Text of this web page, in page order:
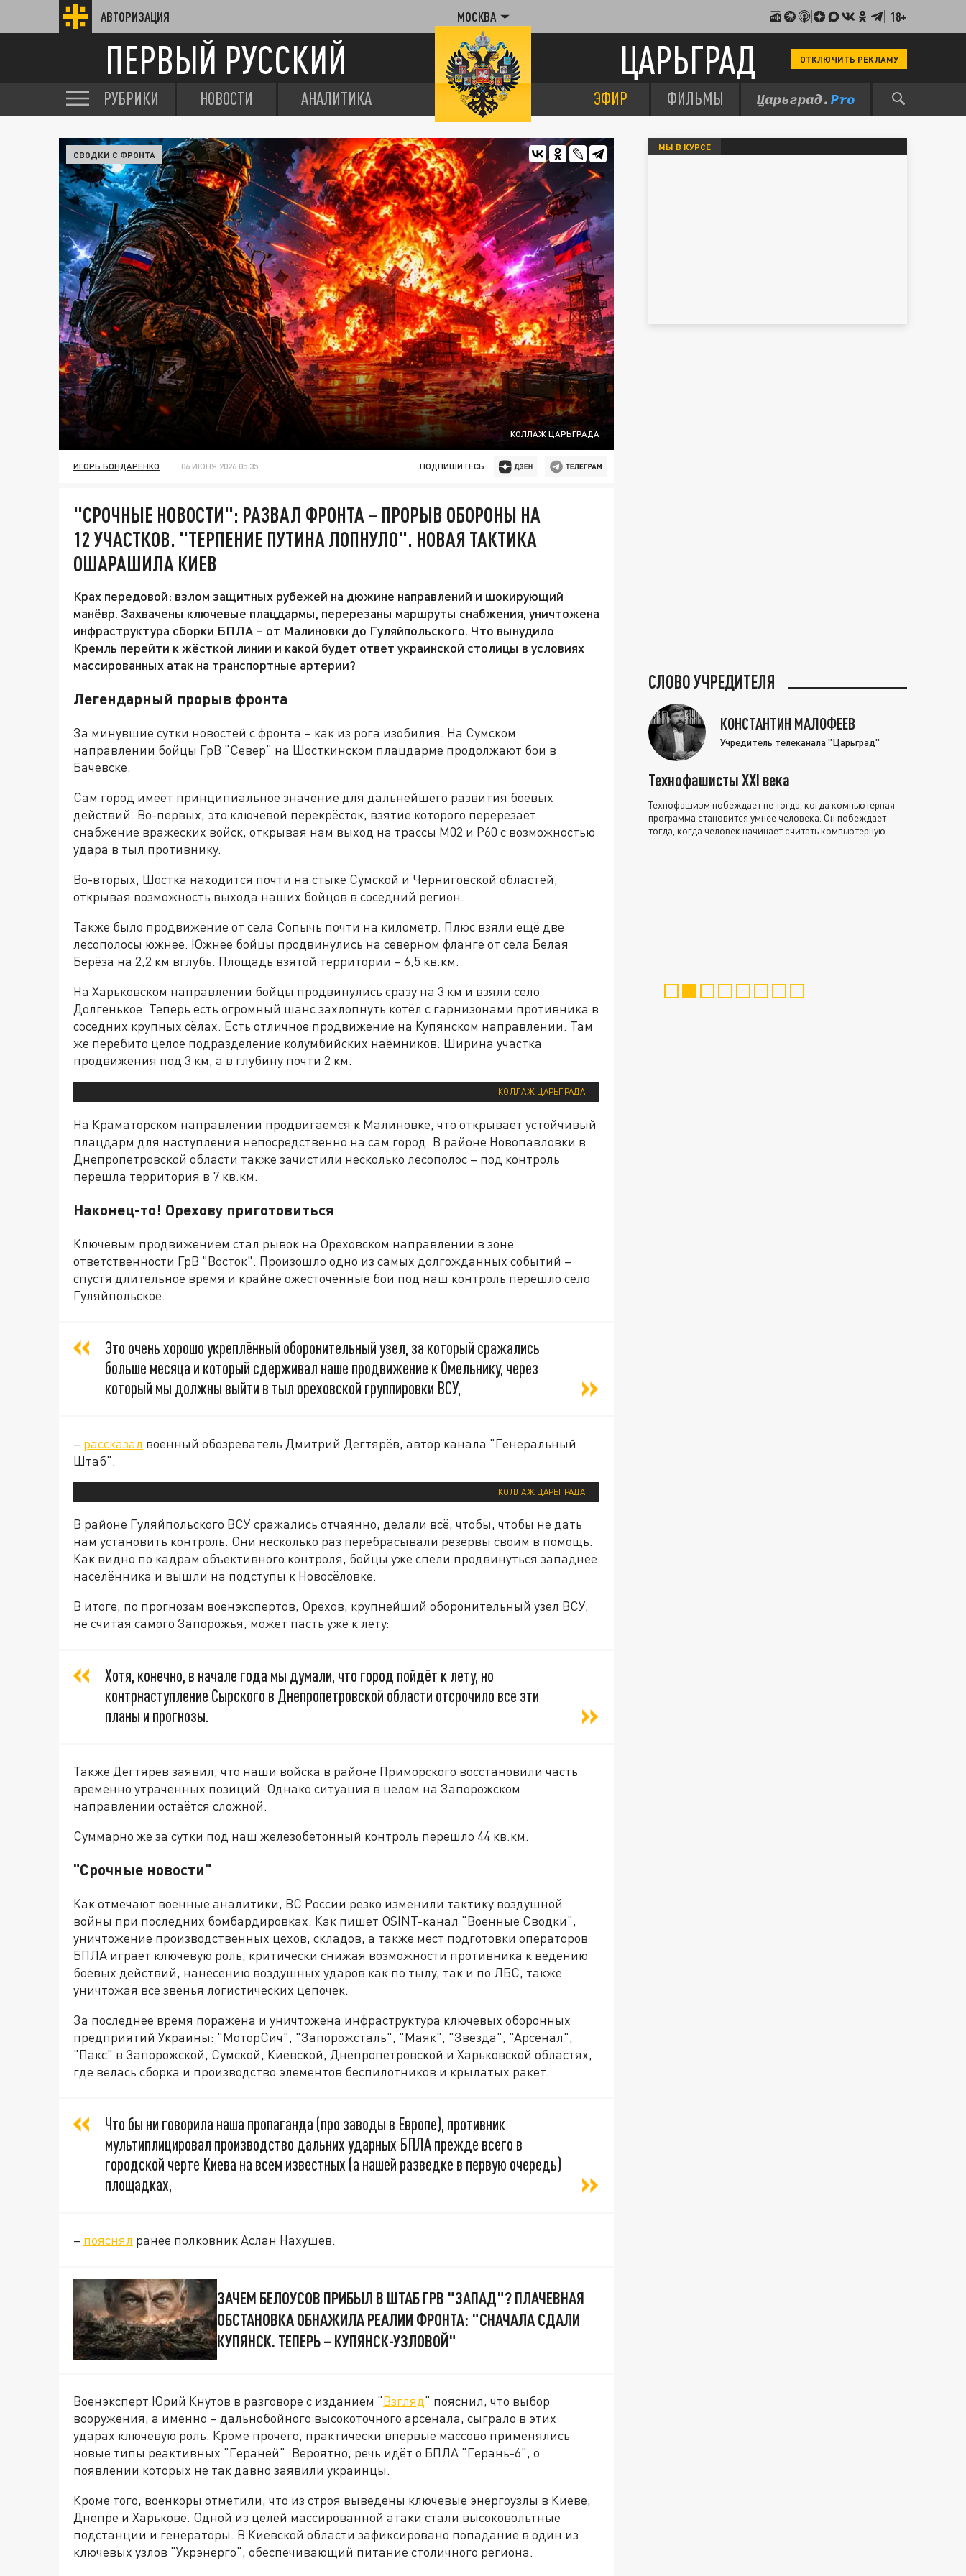
АВТОРИЗАЦИЯ МОСКВА 18+
ПЕРВЫЙ РУССКИЙ ЦАРЬГРАД ОТКЛЮЧИТЬ РЕКЛАМУ
РУБРИКИ НОВОСТИ АНАЛИТИКА ЭФИР ФИЛЬМЫ
КОЛЛАЖ ЦАРЬГРАДА
СВОДКИ С ФРОНТА
ИГОРЬ БОНДАРЕНКО 06 ИЮНЯ 2026 05:35 ПОДПИШИТЕСЬ:
"СРОЧНЫЕ НОВОСТИ": РАЗВАЛ ФРОНТА – ПРОРЫВ ОБОРОНЫ НА
12 УЧАСТКОВ. "ТЕРПЕНИЕ ПУТИНА ЛОПНУЛО". НОВАЯ ТАКТИКА
ОШАРАШИЛА КИЕВ
Крах передовой: взлом защитных рубежей на дюжине направлений и шокирующий
манёвр. Захвачены ключевые плацдармы, перерезаны маршруты снабжения, уничтожена
инфраструктура сборки БПЛА – от Малиновки до Гуляйпольского. Что вынудило
Кремль перейти к жёсткой линии и какой будет ответ украинской столицы в условиях
массированных атак на транспортные артерии?
Легендарный прорыв фронта
За минувшие сутки новостей с фронта – как из рога изобилия. На Сумском
направлении бойцы ГрВ "Север" на Шосткинском плацдарме продолжают бои в
Бачевске.
Сам город имеет принципиальное значение для дальнейшего развития боевых
действий. Во-первых, это ключевой перекрёсток, взятие которого перерезает
снабжение вражеских войск, открывая нам выход на трассы М02 и Р60 с возможностью
удара в тыл противнику.
Во-вторых, Шостка находится почти на стыке Сумской и Черниговской областей,
открывая возможность выхода наших бойцов в соседний регион.
Также было продвижение от села Сопычь почти на километр. Плюс взяли ещё две
лесополосы южнее. Южнее бойцы продвинулись на северном фланге от села Белая
Берёза на 2,2 км вглубь. Площадь взятой территории – 6,5 кв.км.
На Харьковском направлении бойцы продвинулись сразу на 3 км и взяли село
Долгенькое. Теперь есть огромный шанс захлопнуть котёл с гарнизонами противника в
соседних крупных сёлах. Есть отличное продвижение на Купянском направлении. Там
же перебито целое подразделение колумбийских наёмников. Ширина участка
продвижения под 3 км, а в глубину почти 2 км.
КОЛЛАЖ ЦАРЬГРАДА
На Краматорском направлении продвигаемся к Малиновке, что открывает устойчивый
плацдарм для наступления непосредственно на сам город. В районе Новопавловки в
Днепропетровской области также зачистили несколько лесополос – под контроль
перешла территория в 7 кв.км.
Наконец-то! Орехову приготовиться
Ключевым продвижением стал рывок на Ореховском направлении в зоне
ответственности ГрВ "Восток". Произошло одно из самых долгожданных событий –
спустя длительное время и крайне ожесточённые бои под наш контроль перешло село
Гуляйпольское.
Это очень хорошо укреплённый оборонительный узел, за который сражались
больше месяца и который сдерживал наше продвижение к Омельнику, через
который мы должны выйти в тыл ореховской группировки ВСУ,
– рассказал военный обозреватель Дмитрий Дегтярёв, автор канала "Генеральный
Штаб".
КОЛЛАЖ ЦАРЬГРАДА
В районе Гуляйпольского ВСУ сражались отчаянно, делали всё, чтобы, чтобы не дать
нам установить контроль. Они несколько раз перебрасывали резервы своим в помощь.
Как видно по кадрам объективного контроля, бойцы уже спели продвинуться западнее
населённика и вышли на подступы к Новосёловке.
В итоге, по прогнозам военэкспертов, Орехов, крупнейший оборонительный узел ВСУ,
не считая самого Запорожья, может пасть уже к лету:
Хотя, конечно, в начале года мы думали, что город пойдёт к лету, но
контрнаступление Сырского в Днепропетровской области отсрочило все эти
планы и прогнозы.
Также Дегтярёв заявил, что наши войска в районе Приморского восстановили часть
временно утраченных позиций. Однако ситуация в целом на Запорожском
направлении остаётся сложной.
Суммарно же за сутки под наш железобетонный контроль перешло 44 кв.км.
"Срочные новости"
Как отмечают военные аналитики, ВС России резко изменили тактику воздушной
войны при последних бомбардировках. Как пишет OSINT-канал "Военные Сводки",
уничтожение производственных цехов, складов, а также мест подготовки операторов
БПЛА играет ключевую роль, критически снижая возможности противника к ведению
боевых действий, нанесению воздушных ударов как по тылу, так и по ЛБС, также
уничтожая все звенья логистических цепочек.
За последнее время поражена и уничтожена инфраструктура ключевых оборонных
предприятий Украины: "МоторСич", "Запорожсталь", "Маяк", "Звезда", "Арсенал",
"Пакс" в Запорожской, Сумской, Киевской, Днепропетровской и Харьковской областях,
где велась сборка и производство элементов беспилотников и крылатых ракет.
Что бы ни говорила наша пропаганда (про заводы в Европе), противник
мультиплицировал производство дальних ударных БПЛА прежде всего в
городской черте Киева на всем известных (а нашей разведке в первую очередь)
площадках,
– пояснял ранее полковник Аслан Нахушев.
ЗАЧЕМ БЕЛОУСОВ ПРИБЫЛ В ШТАБ ГРВ "ЗАПАД"? ПЛАЧЕВНАЯ
ОБСТАНОВКА ОБНАЖИЛА РЕАЛИИ ФРОНТА: "СНАЧАЛА СДАЛИ
КУПЯНСК. ТЕПЕРЬ – КУПЯНСК-УЗЛОВОЙ"
Военэксперт Юрий Кнутов в разговоре с изданием "Взгляд" пояснил, что выбор
вооружения, а именно – дальнобойного высокоточного арсенала, сыграло в этих
ударах ключевую роль. Кроме прочего, практически впервые массово применялись
новые типы реактивных "Гераней". Вероятно, речь идёт о БПЛА "Герань-6", о
появлении которых не так давно заявили украинцы.
Кроме того, военкоры отметили, что из строя выведены ключевые энергоузлы в Киеве,
Днепре и Харькове. Одной из целей массированной атаки стали высоковольтные
подстанции и генераторы. В Киевской области зафиксировано попадание в один из
ключевых узлов "Укрэнерго", обеспечивающий питание столичного региона.
МЫ В КУРСЕ
СЛОВО УЧРЕДИТЕЛЯ
КОНСТАНТИН МАЛОФЕЕВ
Учредитель телеканала "Царьград"
Технофашисты XXI века
Технофашизм побеждает не тогда, когда компьютерная
программа становится умнее человека. Он побеждает
тогда, когда человек начинает считать компьютерную